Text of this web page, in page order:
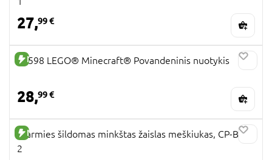
27,99 €
NAUJA PREKĖ
21598 LEGO® Minecraft® Povandeninis nuotykis
28,99 €
NAUJA PREKĖ
Warmies šildomas minkštas žaislas meškiukas, CP-BEA-
2